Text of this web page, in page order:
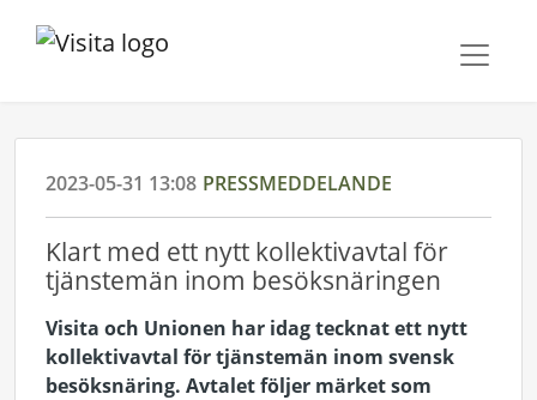
2023-05-31 13:08 PRESSMEDDELANDE
Klart med ett nytt kollektivavtal för
tjänstemän inom besöksnäringen
Visita och Unionen har idag tecknat ett nytt
kollektivavtal för tjänstemän inom svensk
besöksnäring. Avtalet följer märket som